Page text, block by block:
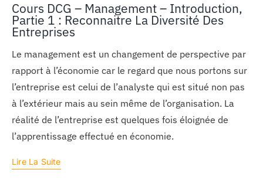
Cours DCG – Management – Introduction,
Partie 1 : Reconnaitre La Diversité Des
Entreprises
Le management est un changement de perspective par
rapport à l’économie car le regard que nous portons sur
l’entreprise est celui de l’analyste qui est situé non pas
à l’extérieur mais au sein même de l’organisation. La
réalité de l’entreprise est quelques fois éloignée de
l’apprentissage effectué en économie.
Lire La Suite